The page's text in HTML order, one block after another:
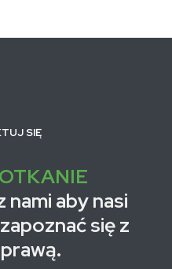
SIĘ
aby nasi
się z